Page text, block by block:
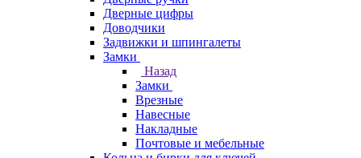
Дверные цифры
Доводчики
Задвижки и шпингалеты
Замки
Назад
Замки
Врезные
Навесные
Накладные
Почтовые и мебельные